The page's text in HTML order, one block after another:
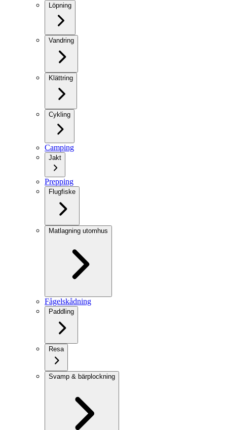
Löpning
Vandring
Klättring
Cykling
Camping
Jakt
Prepping
Flugfiske
Matlagning utomhus
Fågelskådning
Paddling
Resa
Svamp & bärplockning